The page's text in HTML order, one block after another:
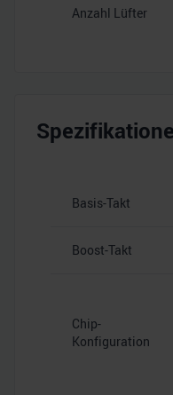
Anzahl Lüfter
Basis-Takt
Boost-Takt
Chip-
Konfiguration